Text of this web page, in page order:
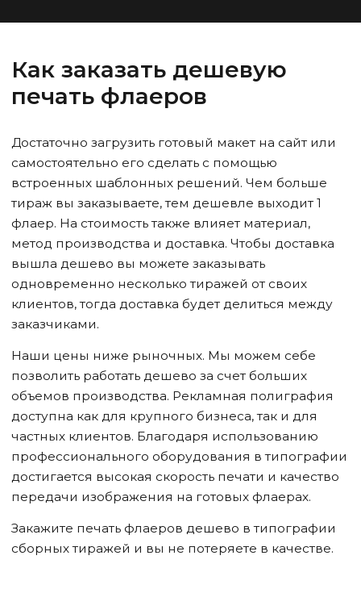
Как заказать дешевую
печать флаеров
Достаточно загрузить готовый макет на сайт или
самостоятельно его сделать с помощью
встроенных шаблонных решений. Чем больше
тираж вы заказываете, тем дешевле выходит 1
флаер. На стоимость также влияет материал,
метод производства и доставка. Чтобы доставка
вышла дешево вы можете заказывать
одновременно несколько тиражей от своих
клиентов, тогда доставка будет делиться между
заказчиками.
Наши цены ниже рыночных. Мы можем себе
позволить работать дешево за счет больших
объемов производства. Рекламная полиграфия
доступна как для крупного бизнеса, так и для
частных клиентов. Благодаря использованию
профессионального оборудования в типографии
достигается высокая скорость печати и качество
передачи изображения на готовых флаерах.
Закажите печать флаеров дешево в типографии
сборных тиражей и вы не потеряете в качестве.